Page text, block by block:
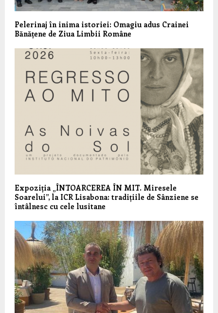
Pelerinaj în inima istoriei: Omagiu adus Crainei
Bănățene de Ziua Limbii Române
Expoziția „ÎNTOARCEREA ÎN MIT. Miresele
Soarelui”, la ICR Lisabona: tradițiile de Sânziene se
întâlnesc cu cele lusitane